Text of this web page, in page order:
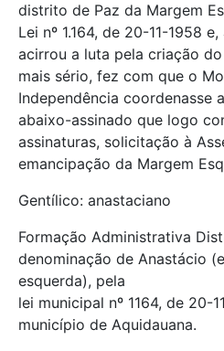
distrito de Paz da Margem
Lei nº 1.164, de 20-11-1958
acirrou a luta pela criação
mais sério, fez com que o
Independência coordenasse
abaixo-assinado que logo
assinaturas, solicitação à
emancipação da Margem
Gentílico: anastaciano
Formação Administrativa
denominação de Anastácio
esquerda), pela
lei municipal nº 1164, de 20-
município de Aquidauana.